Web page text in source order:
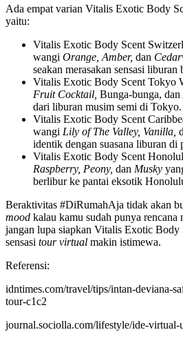
Ada empat varian Vitalis Exotic Body
yaitu:
Vitalis Exotic Body Scent
wangi Orange, Amber, dan
seakan merasakan sensasi
Vitalis Exotic Body Scent Tokyo
Fruit Cocktail, Bunga-bunga, dan
dari liburan musim semi di Tokyo.
Vitalis Exotic Body Scent
wangi Lily of The Valley, Vanilla,
identik dengan suasana liburan di
Vitalis Exotic Body Scent
Raspberry, Peony, dan Musky
berlibur ke pantai eksotik
Beraktivitas #DiRumahAja tidak akan
mood kalau kamu sudah punya rencana
jangan lupa siapkan Vitalis Exotic Body
sensasi tour virtual makin istimewa.
Referensi:
idntimes.com/travel/tips/intan-deviana-
tour-c1c2
journal.sociolla.com/lifestyle/ide-